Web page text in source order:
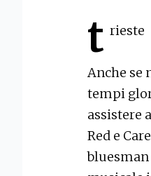
t rieste
Anche se
tempi
assistere
Red e